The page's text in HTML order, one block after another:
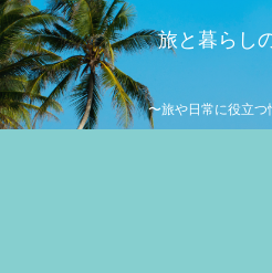
旅と暮らし
〜旅や日常に役立つ